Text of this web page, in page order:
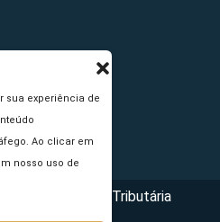
sua experiência de
Ao clicar em
nosso uso de
da Reforma Tributária